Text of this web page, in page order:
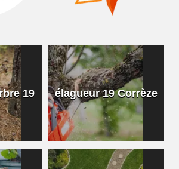
19 élagueur 19 Corrèze